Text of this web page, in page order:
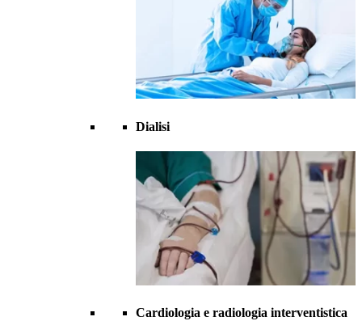
Dialisi
Cardiologia e radiologia interventistica